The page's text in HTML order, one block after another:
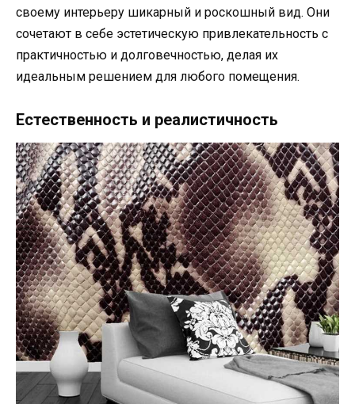
своему интерьеру шикарный и роскошный вид. Они
сочетают в себе эстетическую привлекательность с
практичностью и долговечностью, делая их
идеальным решением для любого помещения.
Естественность и реалистичность